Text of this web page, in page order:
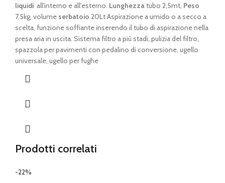
originale
era:
€ 182,00.
attuale
è:
€ 164,00.
liquidi all'interno e all'esterno. Lunghezzatubo 2,5mt, Peso
7,5kg, volume serbatoio 20Lt Aspirazione a umido o a secco a
scelta, funzione soffiante inserendo il tubo di aspirazione nella
presa aria in uscita. Sistema filtro a più stadi, pulizia del filtro,
spazzola per pavimenti con pedalino di conversione, ugello
universale, ugello per fughe
Prodotti correlati
-22%